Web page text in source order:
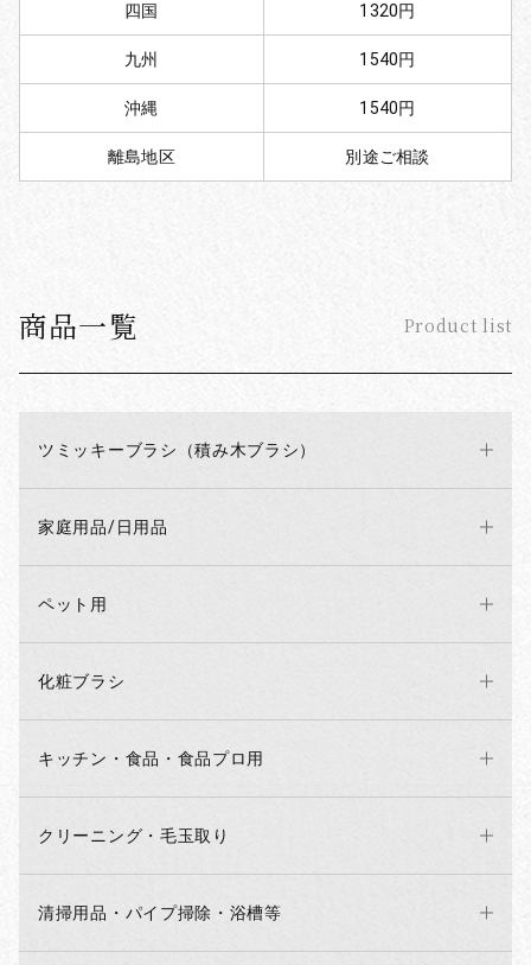
商品一覧 Product list
ツミッキーブラシ（積み木ブラシ）
家庭用品/日用品
ペット用
化粧ブラシ
キッチン・食品・食品プロ用
クリーニング・毛玉取り
清掃用品・パイプ掃除・浴槽等
四国 1320円
九州 1540円
沖縄 1540円
離島地区 別途ご相談